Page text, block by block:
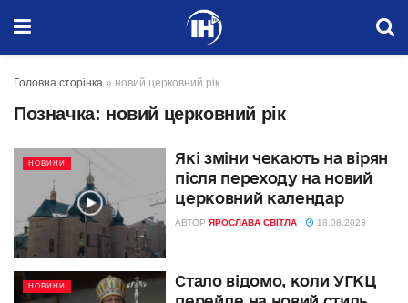
Головна сторінка » новий церковний рік
Позначка: новий церковний рік
НОВИНИ
Які зміни чекають на вірян
після переходу на новий
церковний календар
АВТОР ЯРОСЛАВА СВІТЛА 18.08.2023
НОВИНИ
Стало відомо, коли УГКЦ